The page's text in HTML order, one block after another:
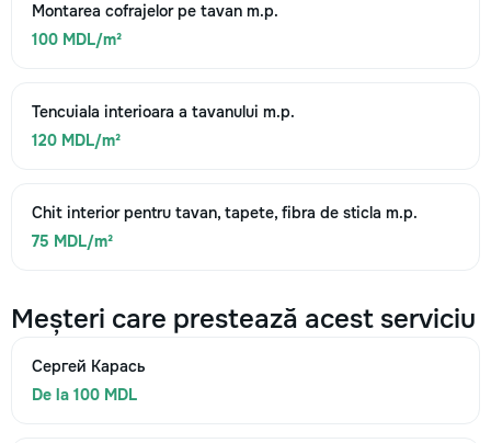
Montarea cofrajelor pe tavan m.p.
100 MDL/m²
Tencuiala interioara a tavanului m.p.
120 MDL/m²
Chit interior pentru tavan, tapete, fibra de sticla m.p.
75 MDL/m²
Meșteri care prestează acest serviciu
Сергей Карась
De la 100 MDL